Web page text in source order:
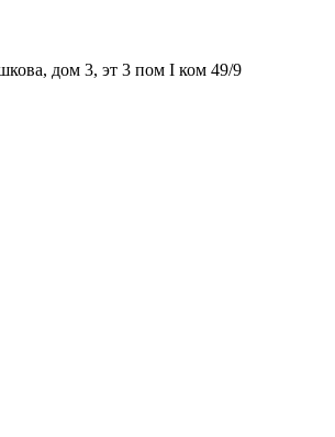
дом 3, эт 3 пом I ком 49/9